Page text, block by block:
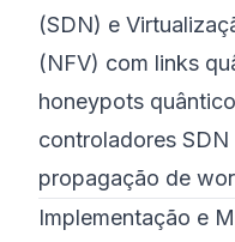
(SDN) e
(NFV) com links
honeypots
controladores SDN
propagação de
Implementação e